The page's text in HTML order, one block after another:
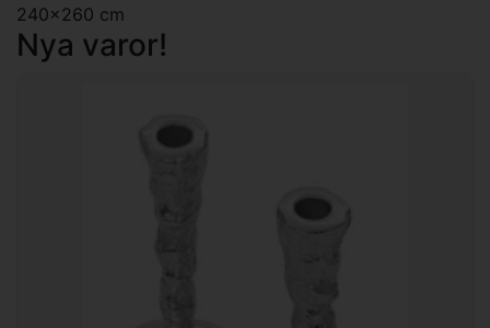
240x260 cm
Nya varor!